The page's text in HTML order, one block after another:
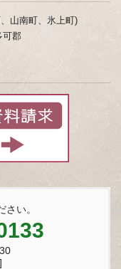
山南町、氷上町)
可郡
い。